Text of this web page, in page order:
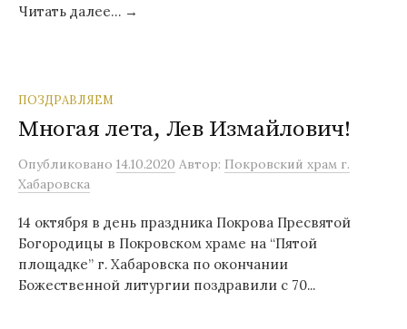
Читать далее… →
ПОЗДРАВЛЯЕМ
Многая лета, Лев Измайлович!
Опубликовано 14.10.2020 Автор: Покровский храм г.
Хабаровска
14 октября в день праздника Покрова Пресвятой
Богородицы в Покровском храме на “Пятой
площадке” г. Хабаровска по окончании
Божественной литургии поздравили с 70...